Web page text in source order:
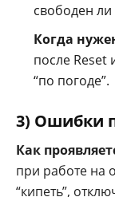
свободен ли
Когда
после Reset
“по погоде”.
3) Ошибки
Как
при работе на
“кипеть”,